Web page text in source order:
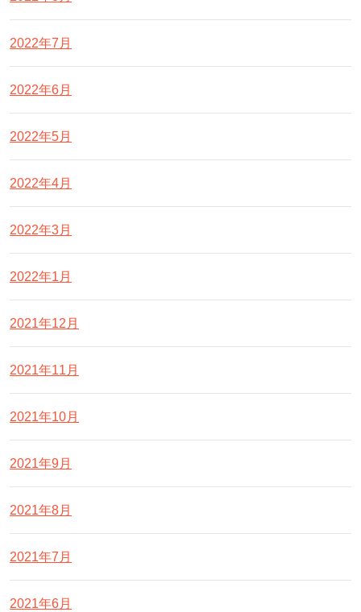
2022年7月
2022年6月
2022年5月
2022年4月
2022年3月
2022年1月
2021年12月
2021年11月
2021年10月
2021年9月
2021年8月
2021年7月
2021年6月